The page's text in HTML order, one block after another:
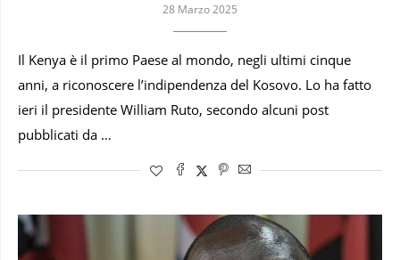
28 Marzo 2025
Il Kenya è il primo Paese al mondo, negli ultimi cinque
anni, a riconoscere l’indipendenza del Kosovo. Lo ha fatto
ieri il presidente William Ruto, secondo alcuni post
pubblicati da …